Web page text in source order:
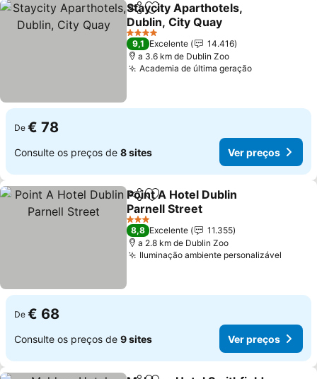
PartilharAdicionar aos favoritos
Staycity Aparthotels,
Dublin, City Quay
4 Estrelas
9,1 Excelente
14.416
a 3.6 km de Dublin Zoo
Academia de última geração
De € 78
Consulte os preços de 8 sites Ver preços
PartilharAdicionar aos favoritos
Point A Hotel Dublin
Parnell Street
3 Estrelas
8,8 Excelente
11.355
a 2.8 km de Dublin Zoo
Iluminação ambiente personalizável
De € 68
Consulte os preços de 9 sites Ver preços